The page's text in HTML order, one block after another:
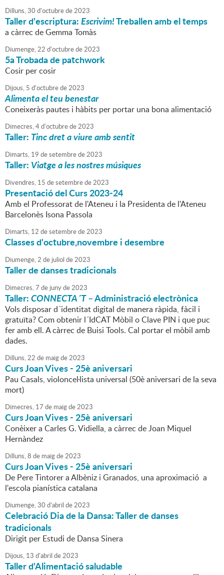
Dilluns,30 d'octubrede2023
Taller d'escriptura:Escrivim!Treballen amb el temps
a càrrec de Gemma Tomàs
Diumenge,22 d'octubrede2023
5a Trobada de patchwork
Cosir per cosir
Dijous, 5 d'octubrede2023
Alimenta el teu benestar
Coneixeràs pautes i hàbits per portar una bona alimentació
Dimecres,4d'octubrede2023
Taller: Tinc dret a viure amb sentit
Dimarts, 19 desetembrede2023
Taller: Viatge a les nostres músiques
Divendres, 15 desetembrede2023
Presentació del Curs 2023-24
Amb el Professorat de l'Ateneu i la Presidenta de l'Ateneu
Barcelonès Isona Passola
Dimarts, 12 desetembrede2023
Classes d'octubre,novembre i desembre
Diumenge,2 de juliol de2023
Taller de danses tradicionals
Dimecres,7 de junyde2023
Taller:CONNECTA´T– Administració electrònica
Vols disposar d´identitat digital de manera ràpida, fàcil i
gratuïta? Com obtenir l´IdCAT Mòbil o Clave PIN i que puc
fer amb ell. A càrrec de Buisi Tools. Cal portar el mòbil amb
dades.
Dilluns,22 de maigde2023
Curs Joan Vives - 25è aniversari
Pau Casals, violoncel·lista universal (50è aniversari de la seva
mort)
Dimecres, 17 de maigde2023
Curs Joan Vives - 25è aniversari
Conèixer a Carles G. Vidiella, a càrrec de Joan Miquel
Hernàndez
Dilluns,8 de maigde2023
Curs Joan Vives - 25è aniversari
De Pere Tintorer a Albèniz i Granados, una aproximació a
l'escola pianística catalana
Diumenge,30 d'abril de2023
Celebració Dia de la Dansa: Taller de danses
tradicionals
Dirigit per Estudi de Dansa Sinera
Dijous, 13 d'abril de2023
Taller d'Alimentació saludable